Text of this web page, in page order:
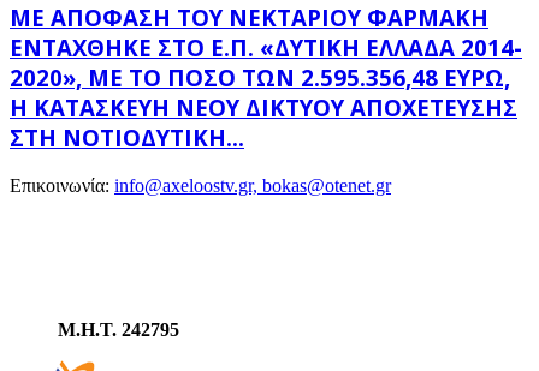
ΜΕ ΑΠΌΦΑΣΗ ΤΟΥ ΝΕΚΤΆΡΙΟΥ ΦΑΡΜΆΚΗ
ΕΝΤΆΧΘΗΚΕ ΣΤΟ Ε.Π. «ΔΥΤΙΚΉ ΕΛΛΆΔΑ 2014-
2020», ΜΕ ΤΟ ΠΟΣΌ ΤΩΝ 2.595.356,48 ΕΥΡΏ,
Η ΚΑΤΑΣΚΕΥΉ ΝΈΟΥ ΔΙΚΤΎΟΥ ΑΠΟΧΈΤΕΥΣΗΣ
ΣΤΗ ΝΟΤΙΟΔΥΤΙΚΉ...
Επικοινωνία: info@axeloostv.gr, bokas@otenet.gr
Μ.Η.Τ. 242795